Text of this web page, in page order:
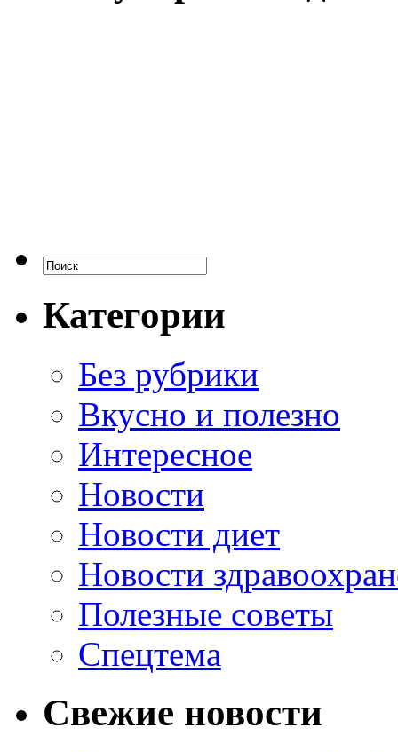
Категории
Без рубрики
Вкусно и полезно
Интересное
Новости
Новости диет
Новости
Полезные советы
Спецтема
Свежие новости